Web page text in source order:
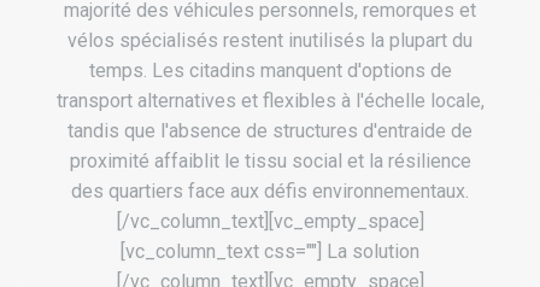
majorité des véhicules personnels, remorques et
vélos spécialisés restent inutilisés la plupart du
temps. Les citadins manquent d'options de
transport alternatives et flexibles à l'échelle locale,
tandis que l'absence de structures d'entraide de
proximité affaiblit le tissu social et la résilience
des quartiers face aux défis environnementaux.
[/vc_column_text][vc_empty_space]
[vc_column_text css=""] La solution
[/vc_column_text][vc_empty_space]